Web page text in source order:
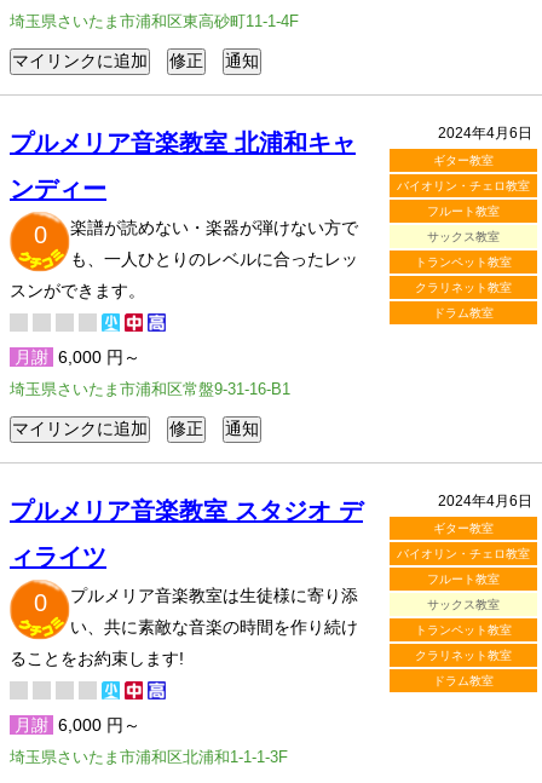
埼玉県さいたま市浦和区東高砂町11-1-4F
2024年4月6日
ギター教室
バイオリン・チェロ教室
フルート教室
サックス教室
トランペット教室
クラリネット教室
ドラム教室
プルメリア音楽教室 北浦和キャ
ンディー
0
楽譜が読めない・楽器が弾けない方で
も、一人ひとりのレベルに合ったレッ
スンができます。
月謝 6,000 円～
埼玉県さいたま市浦和区常盤9-31-16-B1
2024年4月6日
ギター教室
バイオリン・チェロ教室
フルート教室
サックス教室
トランペット教室
クラリネット教室
ドラム教室
プルメリア音楽教室 スタジオ デ
ィライツ
0
プルメリア音楽教室は生徒様に寄り添
い、共に素敵な音楽の時間を作り続け
ることをお約束します!
月謝 6,000 円～
埼玉県さいたま市浦和区北浦和1-1-1-3F